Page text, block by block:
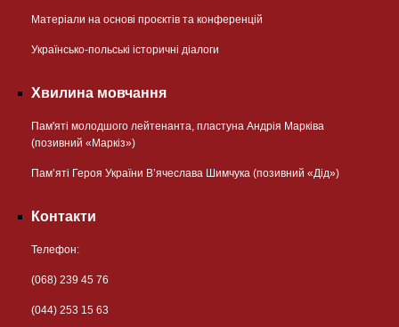
Матеріали на основі проєктів та конференцій
Українсько-польські історичні діалоги
Хвилина мовчання
Пам'яті молодшого лейтенанта, пластуна Андрія Марківа
(позивний «Маркіз»)
Пам’яті Героя України В’ячеслава Шимчука (позивний «Дід»)
Контакти
Телефон:
(068) 239 45 76
(044) 253 15 63